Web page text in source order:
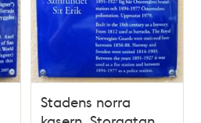
Stadens norra